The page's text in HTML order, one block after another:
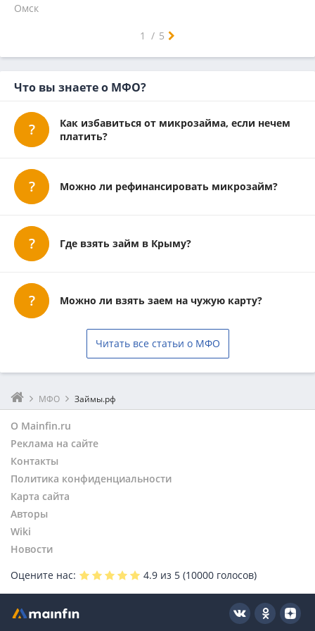
Омск
1 / 5
Что вы знаете о МФО?
Как избавиться от микрозайма, если нечем
платить?
Можно ли рефинансировать микрозайм?
Где взять займ в Крыму?
Можно ли взять заем на чужую карту?
Читать все статьи о МФО
МФО Займы.рф
О Mainfin.ru
Реклама на сайте
Контакты
Политика конфиденциальности
Карта сайта
Авторы
Wiki
Новости
Оцените нас:
4.9 из 5 (10000 голосов)